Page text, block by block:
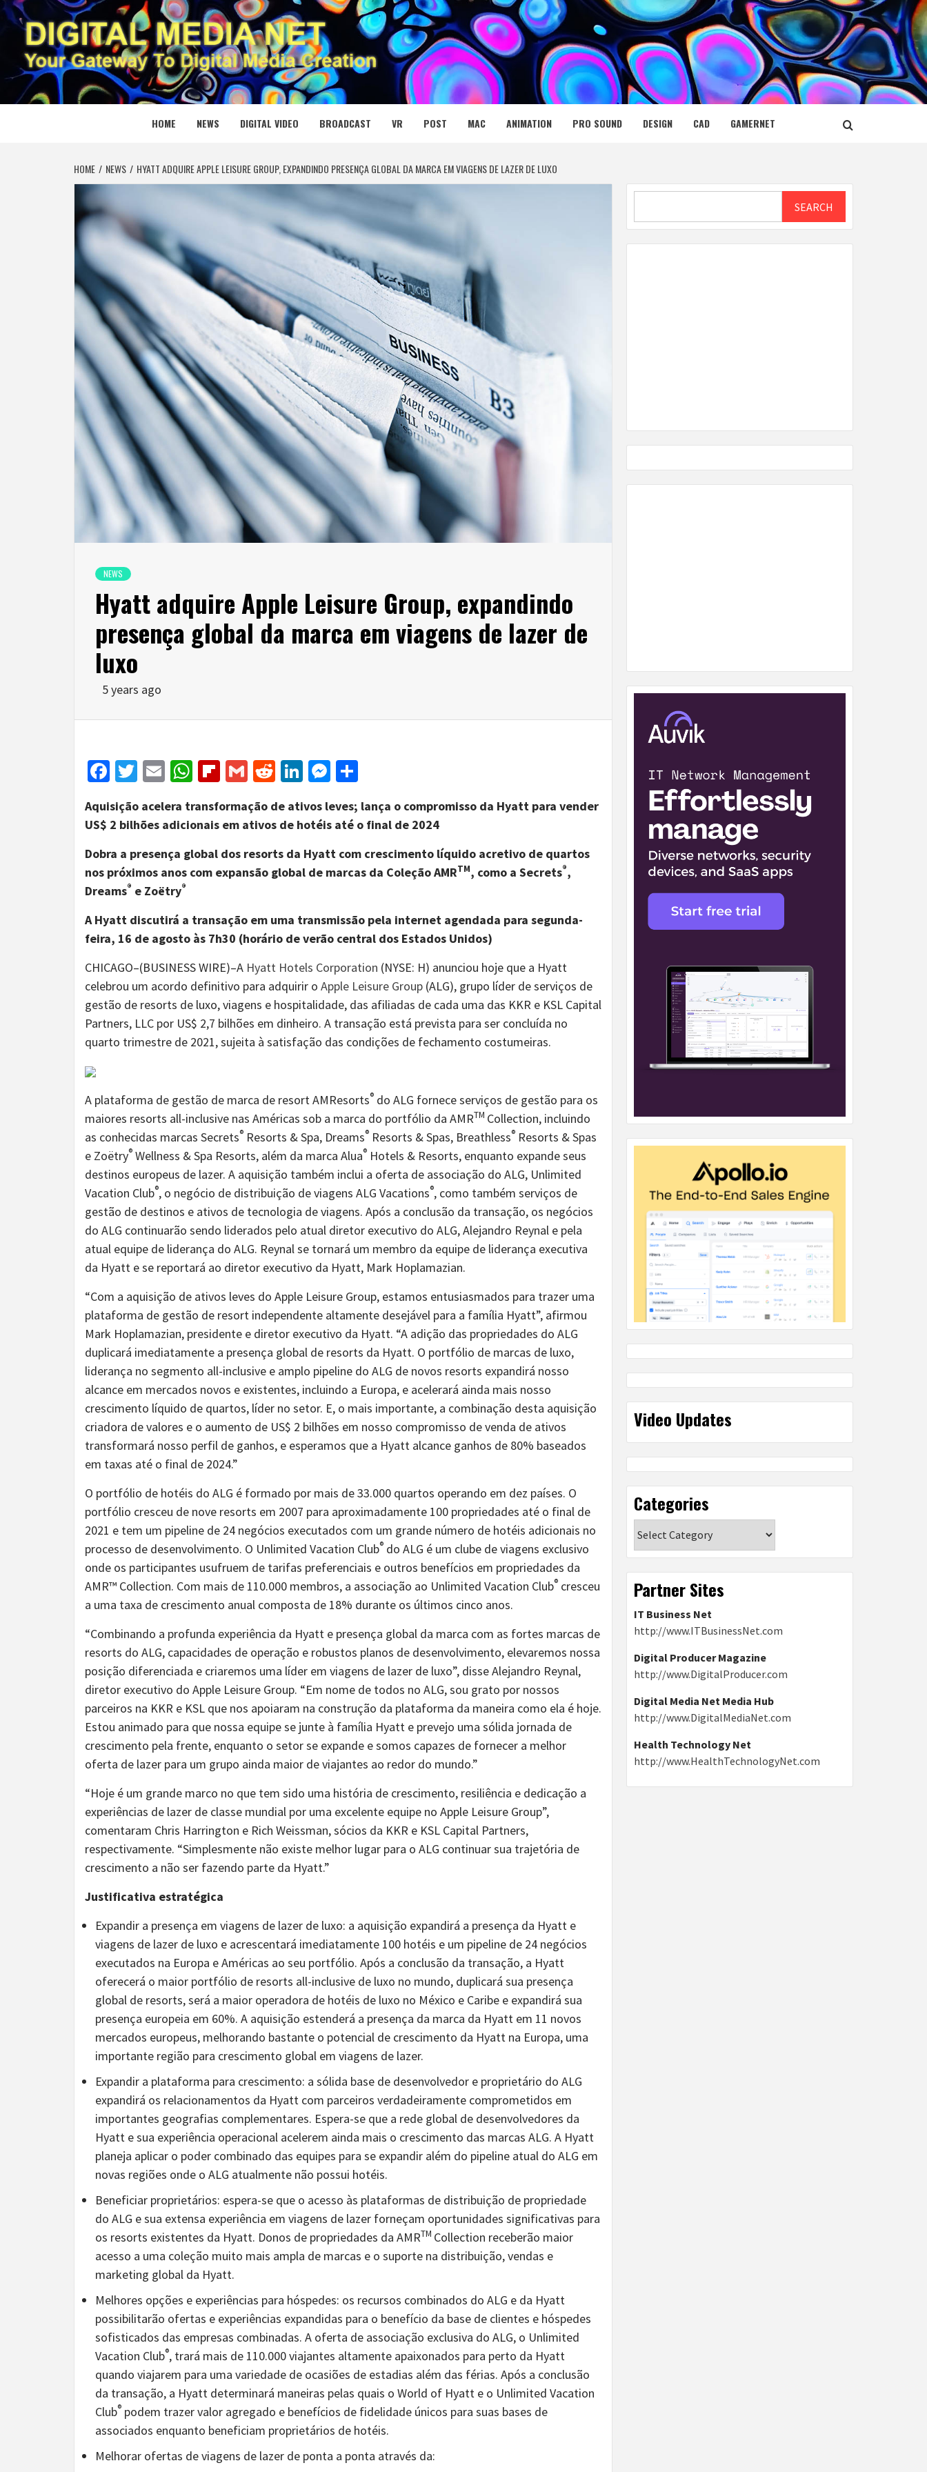
Skip
to
content
DIGITAL MEDIA NET
YOUR GATEWAY TO DIGITAL MEDIA CREATION
HOME NEWS DIGITAL VIDEO BROADCAST VR POST MAC ANIMATION PRO SOUND DESIGN CAD GAMERNET
HOME NEWS HYATT ADQUIRE APPLE LEISURE GROUP, EXPANDINDO PRESENÇA GLOBAL DA MARCA EM VIAGENS DE LAZER DE LUXO
NEWS
Hyatt adquire Apple Leisure Group, expandindo
presença global da marca em viagens de lazer de
luxo
5 years ago
Facebook
Twitter
EmailWhatsApp
Flipboard
GmailRedditLinkedIn
Messenger
Aquisição acelera transformação de ativos leves; lança o compromisso da Hyatt para vender
US$ 2 bilhões adicionais em ativos de hotéis até o final de 2024
Dobra a presença global dos resorts da Hyatt com crescimento líquido acretivo de quartos
nos próximos anos com expansão global de marcas da Coleção AMRTM, como a Secrets®,
Dreams® e Zoëtry®
A Hyatt discutirá a transação em uma transmissão pela internet agendada para segunda-
feira, 16 de agosto às 7h30 (horário de verão central dos Estados Unidos)
CHICAGO–(BUSINESS WIRE)–A Hyatt Hotels Corporation (NYSE: H) anunciou hoje que a Hyatt
celebrou um acordo definitivo para adquirir o Apple Leisure Group (ALG), grupo líder de serviços de
gestão de resorts de luxo, viagens e hospitalidade, das afiliadas de cada uma das KKR e KSL Capital
Partners, LLC por US$ 2,7 bilhões em dinheiro. A transação está prevista para ser concluída no
quarto trimestre de 2021, sujeita à satisfação das condições de fechamento costumeiras.
A plataforma de gestão de marca de resort AMResorts® do ALG fornece serviços de gestão para os
maiores resorts all-inclusive nas Américas sob a marca do portfólio da AMRTM Collection, incluindo
as conhecidas marcas Secrets® Resorts & Spa, Dreams® Resorts & Spas, Breathless® Resorts & Spas
e Zoëtry® Wellness & Spa Resorts, além da marca Alua® Hotels & Resorts, enquanto expande seus
destinos europeus de lazer. A aquisição também inclui a oferta de associação do ALG, Unlimited
Vacation Club®, o negócio de distribuição de viagens ALG Vacations®, como também serviços de
gestão de destinos e ativos de tecnologia de viagens. Após a conclusão da transação, os negócios
do ALG continuarão sendo liderados pelo atual diretor executivo do ALG, Alejandro Reynal e pela
atual equipe de liderança do ALG. Reynal se tornará um membro da equipe de liderança executiva
da Hyatt e se reportará ao diretor executivo da Hyatt, Mark Hoplamazian.
“Com a aquisição de ativos leves do Apple Leisure Group, estamos entusiasmados para trazer uma
plataforma de gestão de resort independente altamente desejável para a família Hyatt”, afirmou
Mark Hoplamazian, presidente e diretor executivo da Hyatt. “A adição das propriedades do ALG
duplicará imediatamente a presença global de resorts da Hyatt. O portfólio de marcas de luxo,
liderança no segmento all-inclusive e amplo pipeline do ALG de novos resorts expandirá nosso
alcance em mercados novos e existentes, incluindo a Europa, e acelerará ainda mais nosso
crescimento líquido de quartos, líder no setor. E, o mais importante, a combinação desta aquisição
criadora de valores e o aumento de US$ 2 bilhões em nosso compromisso de venda de ativos
transformará nosso perfil de ganhos, e esperamos que a Hyatt alcance ganhos de 80% baseados
em taxas até o final de 2024.”
O portfólio de hotéis do ALG é formado por mais de 33.000 quartos operando em dez países. O
portfólio cresceu de nove resorts em 2007 para aproximadamente 100 propriedades até o final de
2021 e tem um pipeline de 24 negócios executados com um grande número de hotéis adicionais no
processo de desenvolvimento. O Unlimited Vacation Club® do ALG é um clube de viagens exclusivo
onde os participantes usufruem de tarifas preferenciais e outros benefícios em propriedades da
AMR™ Collection. Com mais de 110.000 membros, a associação ao Unlimited Vacation Club® cresceu
a uma taxa de crescimento anual composta de 18% durante os últimos cinco anos.
“Combinando a profunda experiência da Hyatt e presença global da marca com as fortes marcas de
resorts do ALG, capacidades de operação e robustos planos de desenvolvimento, elevaremos nossa
posição diferenciada e criaremos uma líder em viagens de lazer de luxo”, disse Alejandro Reynal,
diretor executivo do Apple Leisure Group. “Em nome de todos no ALG, sou grato por nossos
parceiros na KKR e KSL que nos apoiaram na construção da plataforma da maneira como ela é hoje.
Estou animado para que nossa equipe se junte à família Hyatt e prevejo uma sólida jornada de
crescimento pela frente, enquanto o setor se expande e somos capazes de fornecer a melhor
oferta de lazer para um grupo ainda maior de viajantes ao redor do mundo.”
“Hoje é um grande marco no que tem sido uma história de crescimento, resiliência e dedicação a
experiências de lazer de classe mundial por uma excelente equipe no Apple Leisure Group”,
comentaram Chris Harrington e Rich Weissman, sócios da KKR e KSL Capital Partners,
respectivamente. “Simplesmente não existe melhor lugar para o ALG continuar sua trajetória de
crescimento a não ser fazendo parte da Hyatt.”
Justificativa estratégica
Expandir a presença em viagens de lazer de luxo: a aquisição expandirá a presença da Hyatt e
viagens de lazer de luxo e acrescentará imediatamente 100 hotéis e um pipeline de 24 negócios
executados na Europa e Américas ao seu portfólio. Após a conclusão da transação, a Hyatt
oferecerá o maior portfólio de resorts all-inclusive de luxo no mundo, duplicará sua presença
global de resorts, será a maior operadora de hotéis de luxo no México e Caribe e expandirá sua
presença europeia em 60%. A aquisição estenderá a presença da marca da Hyatt em 11 novos
mercados europeus, melhorando bastante o potencial de crescimento da Hyatt na Europa, uma
importante região para crescimento global em viagens de lazer.
Expandir a plataforma para crescimento: a sólida base de desenvolvedor e proprietário do ALG
expandirá os relacionamentos da Hyatt com parceiros verdadeiramente comprometidos em
importantes geografias complementares. Espera-se que a rede global de desenvolvedores da
Hyatt e sua experiência operacional acelerem ainda mais o crescimento das marcas ALG. A Hyatt
planeja aplicar o poder combinado das equipes para se expandir além do pipeline atual do ALG em
novas regiões onde o ALG atualmente não possui hotéis.
Beneficiar proprietários: espera-se que o acesso às plataformas de distribuição de propriedade
do ALG e sua extensa experiência em viagens de lazer forneçam oportunidades significativas para
os resorts existentes da Hyatt. Donos de propriedades da AMRTM Collection receberão maior
acesso a uma coleção muito mais ampla de marcas e o suporte na distribuição, vendas e
marketing global da Hyatt.
Melhores opções e experiências para hóspedes: os recursos combinados do ALG e da Hyatt
possibilitarão ofertas e experiências expandidas para o benefício da base de clientes e hóspedes
sofisticados das empresas combinadas. A oferta de associação exclusiva do ALG, o Unlimited
Vacation Club®, trará mais de 110.000 viajantes altamente apaixonados para perto da Hyatt
quando viajarem para uma variedade de ocasiões de estadias além das férias. Após a conclusão
da transação, a Hyatt determinará maneiras pelas quais o World of Hyatt e o Unlimited Vacation
Club® podem trazer valor agregado e benefícios de fidelidade únicos para suas bases de
associados enquanto beneficiam proprietários de hotéis.
Melhorar ofertas de viagens de lazer de ponta a ponta através da:
SEARCH
Video Updates
Categories
Partner Sites
IT Business Net
http://www.ITBusinessNet.com
Digital Producer Magazine
http://www.DigitalProducer.com
Digital Media Net Media Hub
http://www.DigitalMediaNet.com
Health Technology Net
http://www.HealthTechnologyNet.com